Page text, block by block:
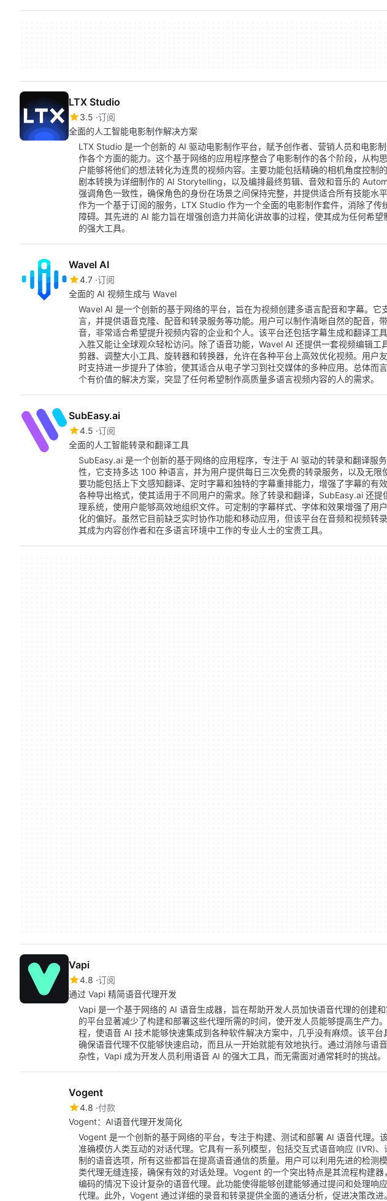
LTX Studio
3.5 订阅
全面的人工智能电影制作解决方案
LTX Studio 是一个创新的 AI 驱动电影制作平台，赋予创作者、营销人员和电影
作各个方面的能力。这个基于网络的应用程序整合了电影制作的各个阶段，从构
户能够将他们的想法转化为连贯的视频内容。主要功能包括精确的相机角度控制
剧本转换为详细制作的 AI Storytelling，以及编排最终剪辑、音效和音乐的
强调角色一致性，确保角色的身份在场景之间保持完整，并提供适合所有技能水平
作为一个基于订阅的服务，LTX Studio 作为一个全面的电影制作套件，消除了传
障碍。其先进的 AI 能力旨在增强创造力并简化讲故事的过程，使其成为任何希望
的强大工具。
Wavel AI
4.7 订阅
全面的 AI 视频生成与 Wavel
Wavel AI 是一个创新的基于网络的平台，旨在为视频创建多语言配音和字幕。它
言，并提供语音克隆、配音和转录服务等功能。用户可以制作清晰自然的配音，
音，非常适合希望提升视频内容的企业和个人。该平台还包括字幕生成和翻译工
入胜又能让全球观众轻松访问。除了语音功能，Wavel AI 还提供一套视频编辑工
剪器、调整大小工具、旋转器和转换器，允许在各种平台上高效优化视频。用户
时支持进一步提升了体验，使其适合从电子学习到社交媒体的多种应用。总体而
个有价值的解决方案，突显了任何希望制作高质量多语言视频内容的人的需求。
SubEasy.ai
4.5 订阅
全面的人工智能转录和翻译工具
SubEasy.ai 是一个创新的基于网络的应用程序，专注于 AI 驱动的转录和翻译服
性，它支持多达 100 种语言，并为用户提供每日三次免费的转录服务，以及无限
要功能包括上下文感知翻译、定时字幕和独特的字幕重排能力，增强了字幕的有
各种导出格式，使其适用于不同用户的需求。除了转录和翻译，SubEasy.ai 还提
理系统，使用户能够高效地组织文件。可定制的字幕样式、字体和效果增强了用
化的偏好。虽然它目前缺乏实时协作功能和移动应用，但该平台在音频和视频转
其成为内容创作者和在多语言环境中工作的专业人士的宝贵工具。
Vapi
4.8 订阅
通过 Vapi 精简语音代理开发
Vapi 是一个基于网络的 AI 语音生成器，旨在帮助开发人员加快语音代理的创建
的平台显著减少了构建和部署这些代理所需的时间，使开发人员能够提高生产力
程，使语音 AI 技术能够快速集成到各种软件解决方案中，几乎没有麻烦。该平台
确保语音代理不仅能够快速启动，而且从一开始就能有效地执行。通过消除与语
杂性，Vapi 成为开发人员利用语音 AI 的强大工具，而无需面对通常耗时的挑战。
Vogent
4.8 付款
Vogent：AI语音代理开发简化
Vogent 是一个创新的基于网络的平台，专注于构建、测试和部署 AI 语音代理。
准确模仿人类互动的对话代理。它具有一系列模型，包括交互式语音响应 (IVR)、
制的语音选项，所有这些都旨在提高语音通信的质量。用户可以利用先进的检测
类代理无缝连接，确保有效的对话处理。Vogent 的一个突出特点是其流程构建
编码的情况下设计复杂的语音代理。此功能使得能够创建能够通过提问和处理响
代理。此外，Vogent 通过详细的录音和转录提供全面的通话分析，促进决策改